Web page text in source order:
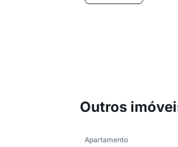
Outros
Apartamento